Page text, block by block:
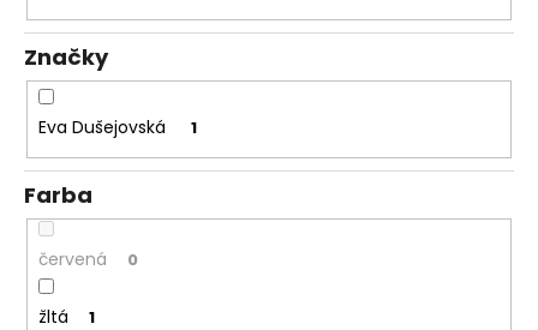
Značky
Eva Dušejovská 1
Farba
červená 0
žltá 1
á
j
s
?